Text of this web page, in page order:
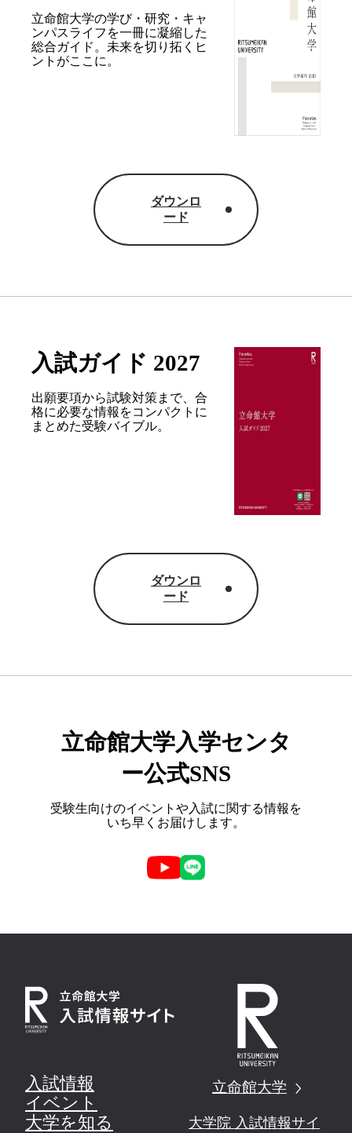
立命館大学の学び・研究・キャ
ンパスライフを一冊に凝縮した
総合ガイド。 未来を切り拓くヒ
ントがここに。
ダウンロ
ード
入試ガイド 2027
出願要項から試験対策まで、合
格に必要な情報をコンパクトに
まとめた受験バイブル。
ダウンロ
ード
立命館大学入学センタ
ー公式SNS
受験生向けのイベントや入試に関する情報を
いち早くお届けします。
入試情報
イベント
大学を知る
立命館大学
大学院 入試情報サイ